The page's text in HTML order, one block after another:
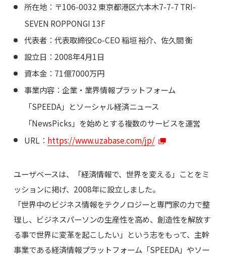
所在地：〒106-0032 東京都港区六本木7-7-7 TRI-
SEVEN ROPPONGI 13F
代表者：代表取締役Co-CEO 稲垣 裕介、佐久間 衡
設立日：2008年4月1日
資本金：71億7000万円
事業内容：企業・業界情報プラットフォーム
「SPEEDA」とソーシャル経済ニュース
「NewsPicks」を始めとする複数のサービスを運営
URL： https://www.uzabase.com/jp/
ユーザベースは、「経済情報で、世界を変える」ことをミ
ッションに掲げ、2008年に設立しました。
「世界中のビジネス情報をテクノロジーと専門家の力で整
理し、ビジネスパーソンの生産性を高め、創造性を解放す
る事で世界に変革を起こしたい」という志をもって、主幹
事業である経済情報プラットフォーム「SPEEDA」やソー